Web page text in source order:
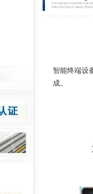
智能终端设
成。